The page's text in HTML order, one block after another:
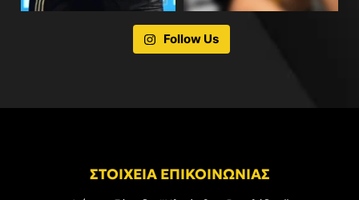
Follow Us
ΣΤΟΙΧΕΙΑ ΕΠΙΚΟΙΝΩΝΙΑΣ